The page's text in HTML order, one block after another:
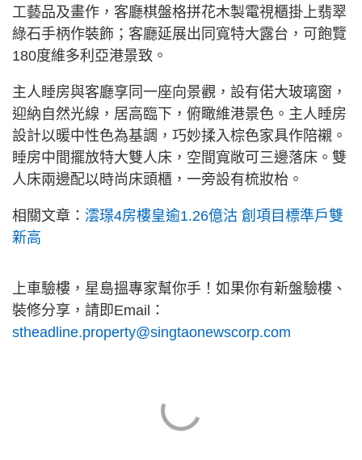
工藝品及畫作，客廳棋盤格拼花木製電視櫃掛上翡翠
綠石手柄作裝飾；客廳延展出同寬特大露台，可飽覽
180度維多利亞港景致。
主人睡房與客廳享同一座向景觀，設有偌大玻璃窗，
迎納自然光線，居高臨下，俯瞰維港景色。主人睡房
設計以暖中性色為基調，巧妙揉入棕色家具作陪襯。
睡房中間擺放特大雙人床，空間寬敞可三邊落床。雙
人床兩邊配以時尚床頭櫃，一旁設有梳妝枱。
相關文章： 澐璟4房樓皇逾1.26億沽 創項目標準戶雙
新高
上車驗樓，星島搵專家幫你手！如果你有新盤驗樓、
裝修分享，請即Email：
stheadline.property@singtaonewscorp.com